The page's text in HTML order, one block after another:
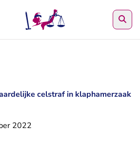
celstraf in klaphamerzaak
2022